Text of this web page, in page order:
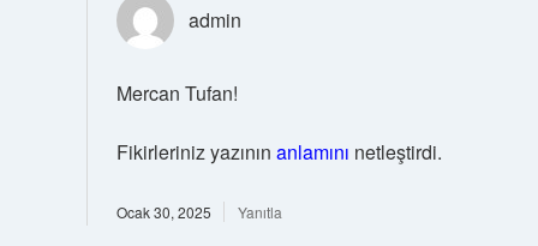
admin
Mercan Tufan!
Fikirleriniz yazının anlamını netleştirdi.
Ocak 30, 2025 Yanıtla